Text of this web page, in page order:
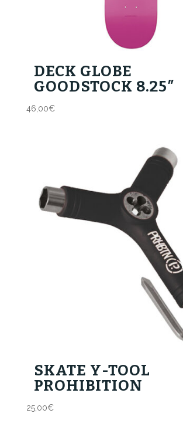
DECK GLOBE
GOODSTOCK 8.25″
46,00€
SKATE Y-TOOL
PROHIBITION
25,00€